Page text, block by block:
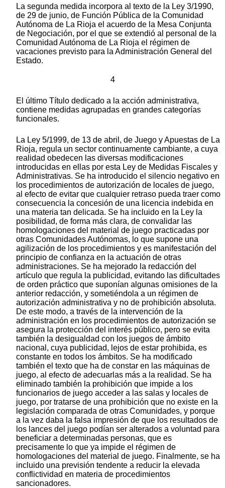
La segunda medida incorpora al texto de la Ley 3/1990,
de 29 de junio, de Función Pública de la Comunidad
Autónoma de La Rioja el acuerdo de la Mesa Conjunta
de Negociación, por el que se extendió al personal de la
Comunidad Autónoma de La Rioja el régimen de
vacaciones previsto para la Administración General del
Estado.
4
El último Título dedicado a la acción administrativa,
contiene medidas agrupadas en grandes categorías
funcionales.
La Ley 5/1999, de 13 de abril, de Juego y Apuestas de La
Rioja, regula un sector continuamente cambiante, a cuya
realidad obedecen las diversas modificaciones
introducidas en ellas por esta Ley de Medidas Fiscales y
Administrativas. Se ha introducido el silencio negativo en
los procedimientos de autorización de locales de juego,
al efecto de evitar que cualquier retraso pueda traer como
consecuencia la concesión de una licencia indebida en
una materia tan delicada. Se ha incluido en la Ley la
posibilidad, de forma más clara, de convalidar las
homologaciones del material de juego practicadas por
otras Comunidades Autónomas, lo que supone una
agilización de los procedimientos y es manifestación del
principio de confianza en la actuación de otras
administraciones. Se ha mejorado la redacción del
artículo que regula la publicidad, evitando las dificultades
de orden práctico que suponían algunas omisiones de la
anterior redacción, y sometiéndola a un régimen de
autorización administrativa y no de prohibición absoluta.
De este modo, a través de la intervención de la
administración en los procedimientos de autorización se
asegura la protección del interés público, pero se evita
también la desigualdad con los juegos de ámbito
nacional, cuya publicidad, lejos de estar prohibida, es
constante en todos los ámbitos. Se ha modificado
también el texto que ha de constar en las máquinas de
juego, al efecto de adecuarlas más a la realidad. Se ha
eliminado también la prohibición que impide a los
funcionarios de juego acceder a las salas y locales de
juego, por tratarse de una prohibición que no existe en la
legislación comparada de otras Comunidades, y porque
a la vez daba la falsa impresión de que los resultados de
los lances del juego podían ser alterados a voluntad para
beneficiar a determinadas personas, que es
precisamente lo que ya impide el régimen de
homologaciones del material de juego. Finalmente, se ha
incluido una previsión tendente a reducir la elevada
conflictividad en materia de procedimientos
sancionadores.